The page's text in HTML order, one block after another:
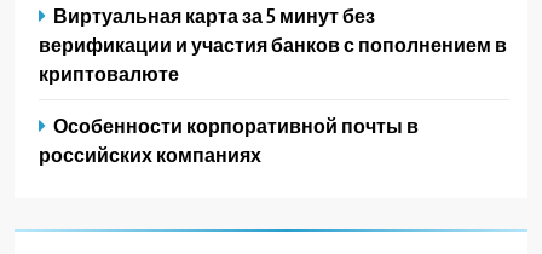
Виртуальная карта за 5 минут без
верификации и участия банков с пополнением в
криптовалюте
Особенности корпоративной почты в
российских компаниях